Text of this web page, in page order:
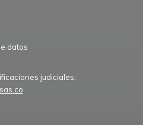
datos
judiciales: